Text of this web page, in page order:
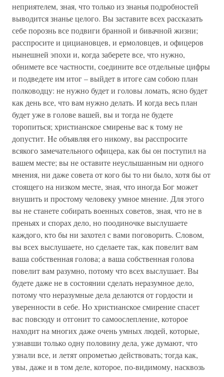
неприятелем, зная, что только из знанья подробностей
выводится знанье целого. Вы заставите всех рассказать
себе порознь все подвиги бранной и бивачной жизни;
расспросите и цициановцев, и ермоловцев, и офицеров
нынешней эпохи и, когда заберете все, что нужно,
обнимете все частности, соедините все отдельные цифры
и подведете им итог – выйдет в итоге сам собою план
полководцу: не нужно будет и головы ломать, ясно будет
как день все, что вам нужно делать. И когда весь план
будет уже в голове вашей, вы и тогда не будете
торопиться; христианское смиренье вас к тому не
допустит. He объявляя его никому, вы расспросите
всякого замечательного офицера, как бы он поступил на
вашем месте; вы не оставите неуслышанным ни одного
мнения, ни даже совета от кого бы то ни было, хотя бы от
стоящего на низком месте, зная, что иногда Бог может
внушить и простому человеку умное мнение. Для этого
вы не станете собирать военных советов, зная, что не в
преньях и спорах дело, но поодиночке выслушаете
каждого, кто бы ни захотел с вами поговорить. Словом,
вы всех выслушаете, но сделаете так, как повелит вам
ваша собственная голова; а ваша собственная голова
повелит вам разумно, потому что всех выслушает. Вы
будете даже не в состоянии сделать неразумное дело,
потому что неразумные дела делаются от гордости и
уверенности в себе. Ho христианское смирение спасет
вас повсюду и отгонит то самоослепление, которое
находит на многих даже очень умных людей, которые,
узнавши только одну половину дела, уже думают, что
узнали все, и летят опрометью действовать; тогда как,
увы, даже и в том деле, которое, по-видимому, насквозь